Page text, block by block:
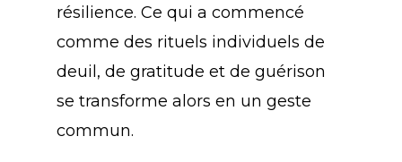
résilience. Ce qui a commencé
comme des rituels individuels de
deuil, de gratitude et de guérison
se transforme alors en un geste
commun.